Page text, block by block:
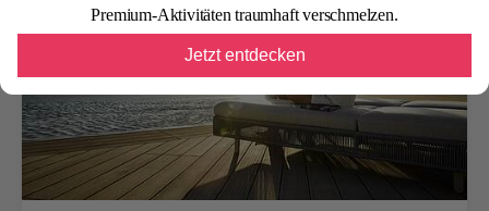
Premium-Aktivitäten traumhaft verschmelzen.
Jetzt entdecken